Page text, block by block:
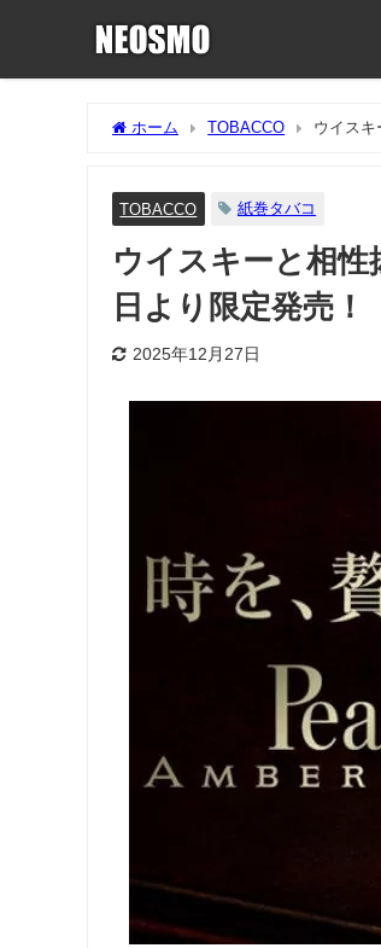
ホーム TOBACCO ウイスキ
TOBACCO 紙巻タバコ
ウイスキーと相性
日より限定発売！
2025年12月27日